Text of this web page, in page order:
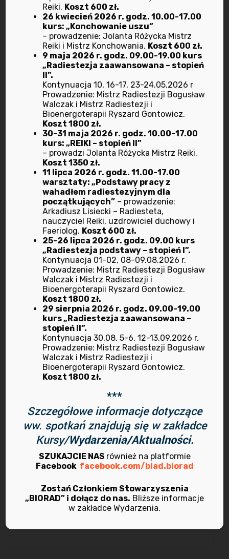
styczeń 2023
grudzień 2022
listopad 2022
październik 2022
wrzesień 2022
lipiec 2022
czerwiec 2022
maj 2022
kwiecień 2022
marzec 2022
luty 2022
styczeń 2022
grudzień 2021
listopad 2021
październik 2021
maj 2021
kwiecień 2021
marzec 2021
listopad 2020
Reiki. Koszt 600 zł.
26 kwiecień 2026 r. godz. 10.00-17.00
kurs: „Konchowanie uszu”
– prowadzenie: Jolanta Różycka Mistrz
Reiki i Mistrz Konchowania. Koszt 600 zł.
9 maja 2026 r. godz. 09.00-19.00 kurs
„Radiestezja zaawansowana – stopień
II”.
Kontynuacja 10, 16-17, 23-24.05.2026 r
Prowadzenie: Mistrz Radiestezji Bogusław
Walczak i Mistrz Radiestezji i
Bioenergoterapii Ryszard Gontowicz.
Koszt 1800 zł.
30-31 maja 2026 r. godz. 10.00-17.00
kurs: „REIKI – stopień II”
– prowadzi Jolanta Różycka Mistrz Reiki.
Koszt 1350 zł.
11 lipca 2026 r. godz. 11.00-17.00
warsztaty: „Podstawy pracy z
wahadłem radiestezyjnym dla
początkujących” – prowadzenie:
Arkadiusz Lisiecki – Radiesteta,
nauczyciel Reiki, uzdrowiciel duchowy i
Faeriolog. Koszt 600 zł.
25-26 lipca 2026 r. godz. 09.00 kurs
„Radiestezja podstawy – stopień I”.
Kontynuacja 01-02, 08-09.08.2026 r.
Prowadzenie: Mistrz Radiestezji Bogusław
Walczak i Mistrz Radiestezji i
Bioenergoterapii Ryszard Gontowicz.
Koszt 1800 zł.
29 sierpnia 2026 r. godz. 09.00-19.00
kurs „Radiestezja zaawansowana –
stopień II”.
Kontynuacja 30.08, 5-6, 12-13.09.2026 r.
Prowadzenie: Mistrz Radiestezji Bogusław
Walczak i Mistrz Radiestezji i
Bioenergoterapii Ryszard Gontowicz.
Koszt 1800 zł.
***
Szczegółowe informacje dotyczące
ww. spotkań znajdują się w zakładce
Kursy/Wydarzenia/Aktualności.
SZUKAJCIE NAS również na platformie
Facebook facebook.com/biad.biorad
Zostań Członkiem Stowarzyszenia
„BIORAD” i dołącz do nas. Bliższe informacje
w zakładce Wydarzenia.